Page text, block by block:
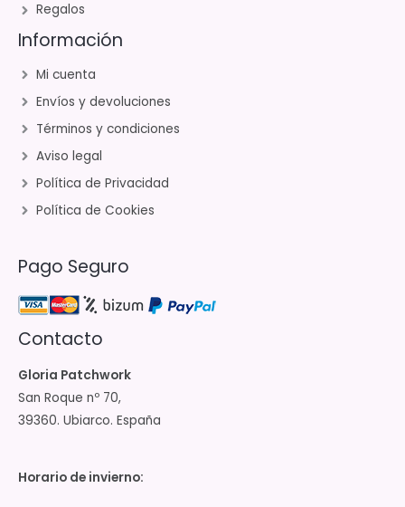
Regalos
Información
Mi cuenta
Envíos y devoluciones
Términos y condiciones
Aviso legal
Política de Privacidad
Política de Cookies
Pago Seguro
Contacto
Gloria Patchwork
San Roque nº 70,
39360. Ubiarco. España
Horario de invierno: